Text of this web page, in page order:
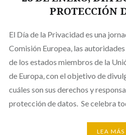
PROTECCIÓN
El Día de la Privacidad es una
Comisión Europea, las
de los estados miembros de la
de Europa, con el objetivo de
cuáles son sus derechos y
protección de datos. Se celebra
LEA MÁS